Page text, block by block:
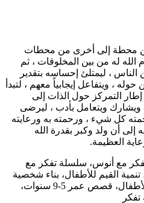
محطة إلى أخرى من محطات
الله له من بين المخلوقات ، ثم
، ليمتلئ إحساسه بتقدير
حوله ، ويتفاعل إيجابياً معهم ، لتبدأ
التمركز حول الذات إلى
ويشارك ويتعامل بأدب ، ليرضى
كل شيء ، ورحمته به ورعايته
أن ولد وكبر بقدرة الله
العظيمة.
مع أنوس، سلسلة تفكر مع
القيم للأطفال، بناء شخصية
الطفل، تعزيز الذكاء العاطفي للأطفال، قصص عمر 5-9 سنوات،